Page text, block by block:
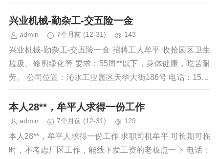
9。 联系人：刘先生电话：...
兴业机械-勤杂工-交五险一金
admin 7个月前 (12-31) 143
兴业机械-勤杂工-交五险一金 招聘工人牟平 收拾园区卫生
垃圾、修剪绿化等 要求：55周**以下，身体健康，吃苦耐
劳。 公司位置：沁水工业园区天华大街186号 电话：1505
352...
本人28**，牟平人求得一份工作
admin 7个月前 (12-31) 129
本人28**，牟平人求得一份工作 求职司机牟平 可长期可临
时，不考虑厂区工作，能线下发工资的老板点一下 电话：